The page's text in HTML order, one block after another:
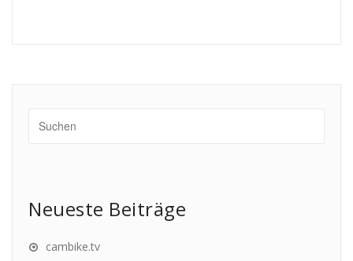
Neueste Beiträge
cambike.tv